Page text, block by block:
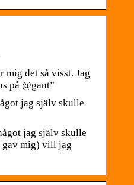
det så visst. Jag
på @gant”
jag själv skulle
jag själv skulle
gav mig) vill jag